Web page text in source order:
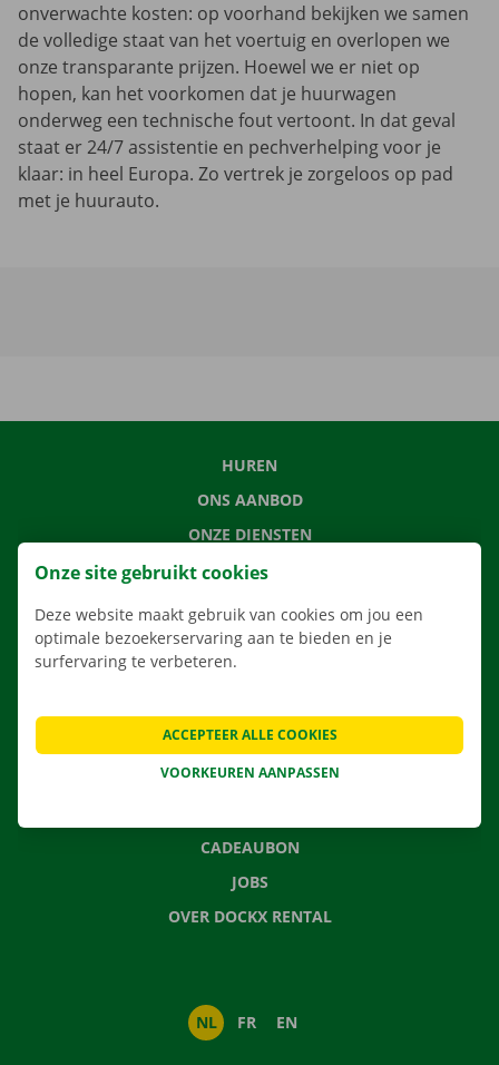
onverwachte kosten: op voorhand bekijken we samen
de volledige staat van het voertuig en overlopen we
onze transparante prijzen. Hoewel we er niet op
hopen, kan het voorkomen dat je huurwagen
onderweg een technische fout vertoont. In dat geval
staat er 24/7 assistentie en pechverhelping voor je
klaar: in heel Europa. Zo vertrek je zorgeloos op pad
met je huurauto.
HUREN
ONS AANBOD
ONZE DIENSTEN
LOCATIES
APP
VERHUISOPLOSSINGEN
CONTACTEER ONS
VEELGESTELDE VRAGEN
CADEAUBON
JOBS
OVER DOCKX RENTAL
NL FR EN
Onze site gebruikt cookies
Deze website maakt gebruik van cookies om jou een
optimale bezoekerservaring aan te bieden en je
surfervaring te verbeteren.
VOORKEUREN AANPASSEN
ACCEPTEER ALLE COOKIES